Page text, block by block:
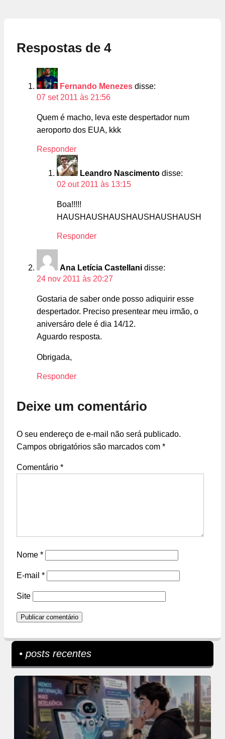
Respostas de 4
Fernando Menezes disse:
07 set 2011 às 21:56
Quem é macho, leva este despertador num
aeroporto dos EUA, kkk
Responder
Leandro Nascimento disse:
02 out 2011 às 13:15
Boa!!!!!
HAUSHAUSHAUSHAUSHAUSHAUSH
Responder
Ana Letícia Castellani disse:
24 nov 2011 às 20:27
Gostaria de saber onde posso adiquirir esse
despertador. Preciso presentear meu irmão, o
aniversáro dele é dia 14/12.
Aguardo resposta.
Obrigada,
Responder
Deixe um comentário
O seu endereço de e-mail não será publicado.
Campos obrigatórios são marcados com *
Comentário *
Nome *
E-mail *
Site
• posts recentes